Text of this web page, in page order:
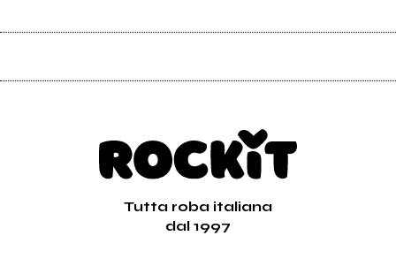
Tutta roba italiana
dal 1997